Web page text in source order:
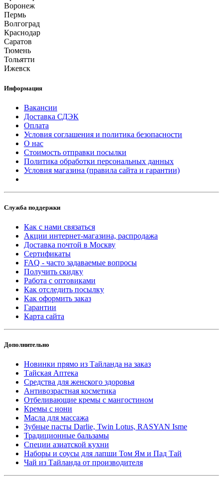
Воронеж
Пермь
Волгоград
Краснодар
Саратов
Тюмень
Тольятти
Ижевск
Информация
Вакансии
Доставка СДЭК
Оплата
Условия соглашения и политика безопасности
О нас
Стоимость отправки посылки
Политика обработки персональных данных
Условия магазина (правила сайта и гарантии)
Служба поддержки
Как с нами связаться
Акции интернет-магазина, распродажа
Доставка почтой в Москву
Сертификаты
FAQ - часто задаваемые вопросы
Получить скидку
Работа с оптовиками
Как отследить посылку
Как оформить заказ
Гарантии
Карта сайта
Дополнительно
Новинки прямо из Тайланда на заказ
Тайская Аптека
Средства для женского здоровья
Антивозрастная косметика
Отбеливающие кремы с мангостином
Кремы с нони
Масла для массажа
Зубные пасты Darlie, Twin Lotus, RASYAN Isme
Традиционные бальзамы
Специи азиатской кухни
Наборы и соусы для лапши Том Ям и Пад Тай
Чай из Тайланда от производителя